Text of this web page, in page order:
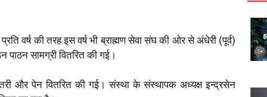
वर्ष की तरह इस वर्ष भी ब्राह्मण सेवा संघ की ओर से अंधेरी (पूर्व)
पाठन सामग्री वितरित की गई।
और पेन वितरित की गई। संस्था के संस्थापक अध्यक्ष इन्द्रसेन